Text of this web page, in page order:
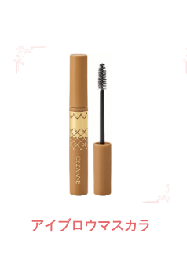
アイブロウマスカラ